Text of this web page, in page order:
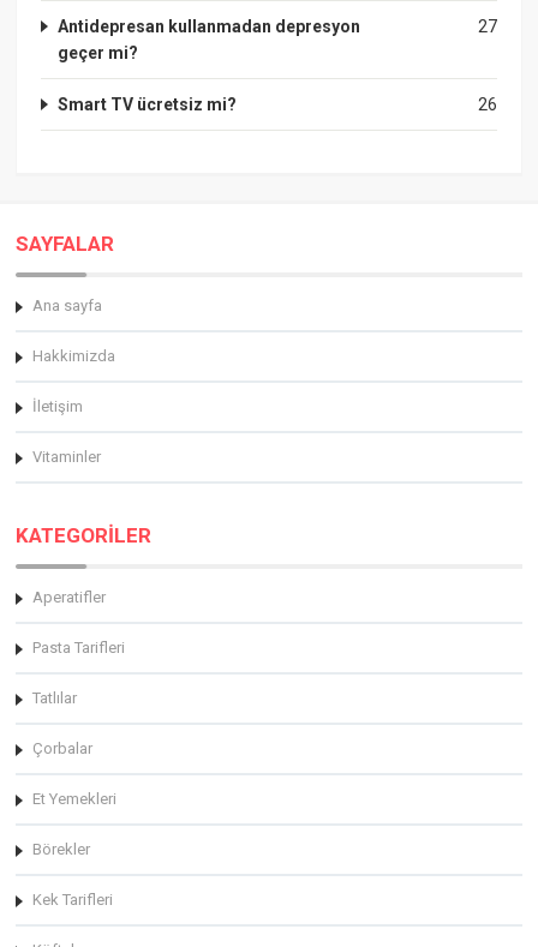
27
Antidepresan kullanmadan depresyon
geçer mi?
26
Smart TV ücretsiz mi?
SAYFALAR
Ana sayfa
Hakkimizda
İletişim
Vitaminler
KATEGORİLER
Aperatifler
Pasta Tarifleri
Tatlılar
Çorbalar
Et Yemekleri
Börekler
Kek Tarifleri